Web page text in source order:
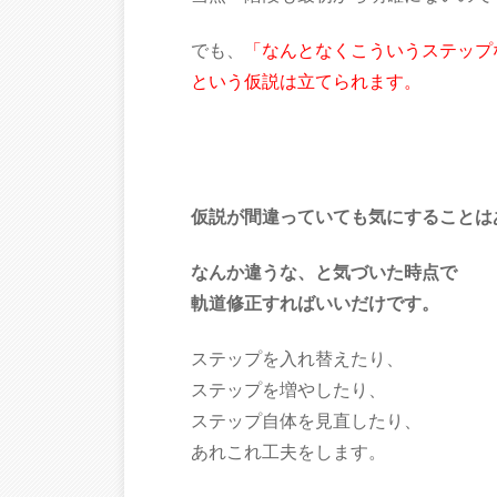
でも、
「なんとなくこういうステップ
という仮説は立てられます。
仮説が間違っていても気にすることは
なんか違うな、と気づいた時点で
軌道修正すればいいだけです。
ステップを入れ替えたり、
ステップを増やしたり、
ステップ自体を見直したり、
あれこれ工夫をします。